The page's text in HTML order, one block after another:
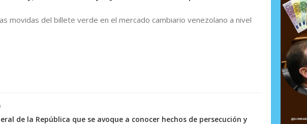
movidas del billete verde en el mercado cambiario venezolano a nivel
de la República que se avoque a conocer hechos de persecución y